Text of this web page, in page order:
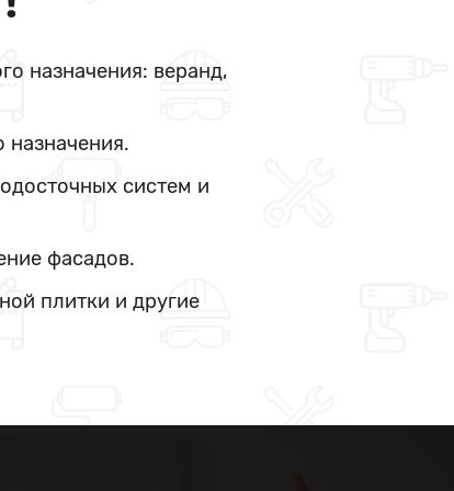
назначения: веранд,
систем и
фасадов.
плитки и другие